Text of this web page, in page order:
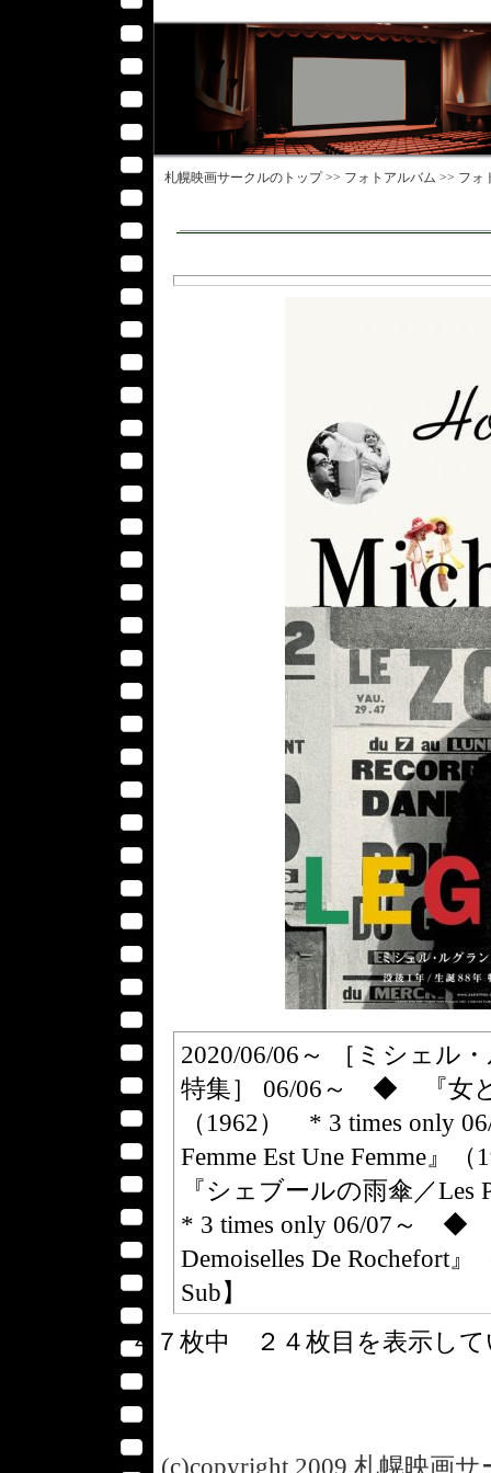
札幌映画サークルのトップ >> フォトアルバム >> フォ
2020/06/06～ ［ミシェル
特集］ 06/06～ ◆ 『女と
（1962） * 3 times only
Femme Est Une Femme
『シェブールの雨傘／
* 3 times only 06/07～ ◆
Demoiselles De Rochefort
Sub】
４７枚中 ２４枚目を表示し
(c)copyright 2009 札幌映画